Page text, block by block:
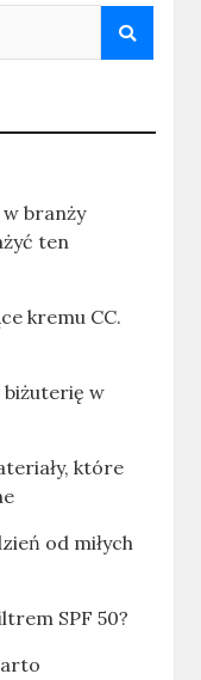
branży
ten
kremu CC.
biżuterię w
które
od miłych
SPF 50?